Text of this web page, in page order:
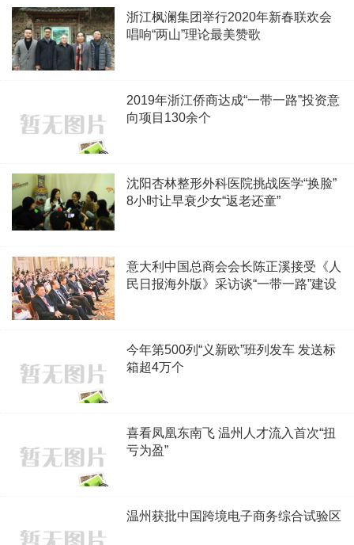
浙江枫澜集团举行2020年新春联欢会
唱响“两山”理论最美赞歌
2019年浙江侨商达成“一带一路”投资意
向项目130余个
沈阳杏林整形外科医院挑战医学“换脸”
8小时让早衰少女“返老还童”
意大利中国总商会会长陈正溪接受《人
民日报海外版》采访谈“一带一路”建设
今年第500列“义新欧”班列发车 发送标
箱超4万个
喜看凤凰东南飞 温州人才流入首次“扭
亏为盈”
温州获批中国跨境电子商务综合试验区